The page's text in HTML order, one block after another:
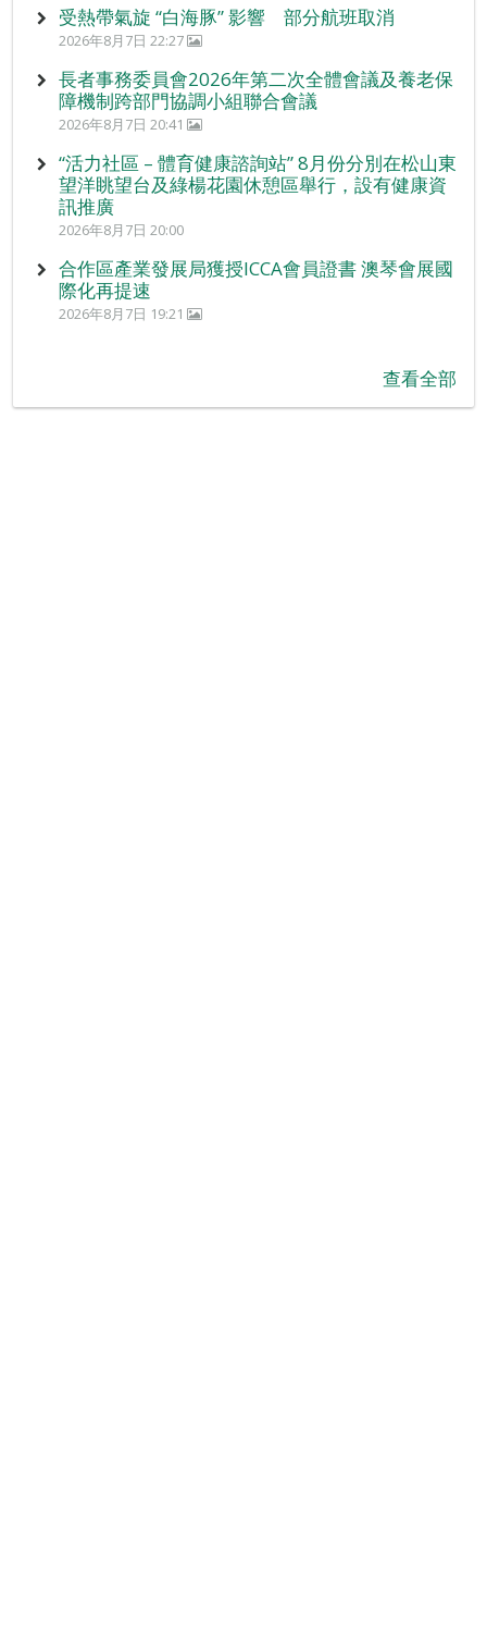
受熱帶氣旋 “白海豚” 影響 部分航班取消
2026年8月7日 22:27
長者事務委員會2026年第二次全體會議及養老保
障機制跨部門協調小組聯合會議
2026年8月7日 20:41
“活力社區 – 體育健康諮詢站” 8月份分別在松山東
望洋眺望台及綠楊花園休憩區舉行，設有健康資
訊推廣
2026年8月7日 20:00
合作區產業發展局獲授ICCA會員證書 澳琴會展國
際化再提速
2026年8月7日 19:21
查看全部